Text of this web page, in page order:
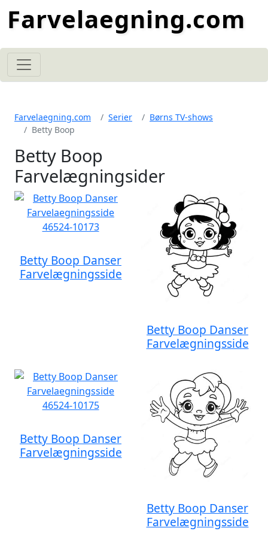
Farvelaegning.com
Farvelaegning.com Serier
Børns TV-shows
Betty Boop
Betty Boop
Farvelægningsider
Betty Boop Danser
Farvelægningsside
Betty Boop Danser
Farvelægningsside
Betty Boop Danser
Farvelægningsside
Betty Boop Danser
Farvelægningsside